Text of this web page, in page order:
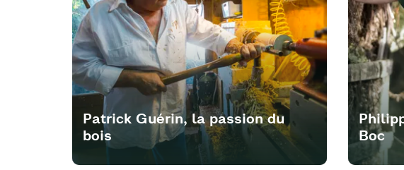
Patrick Guérin, la passion du
bois
Boc